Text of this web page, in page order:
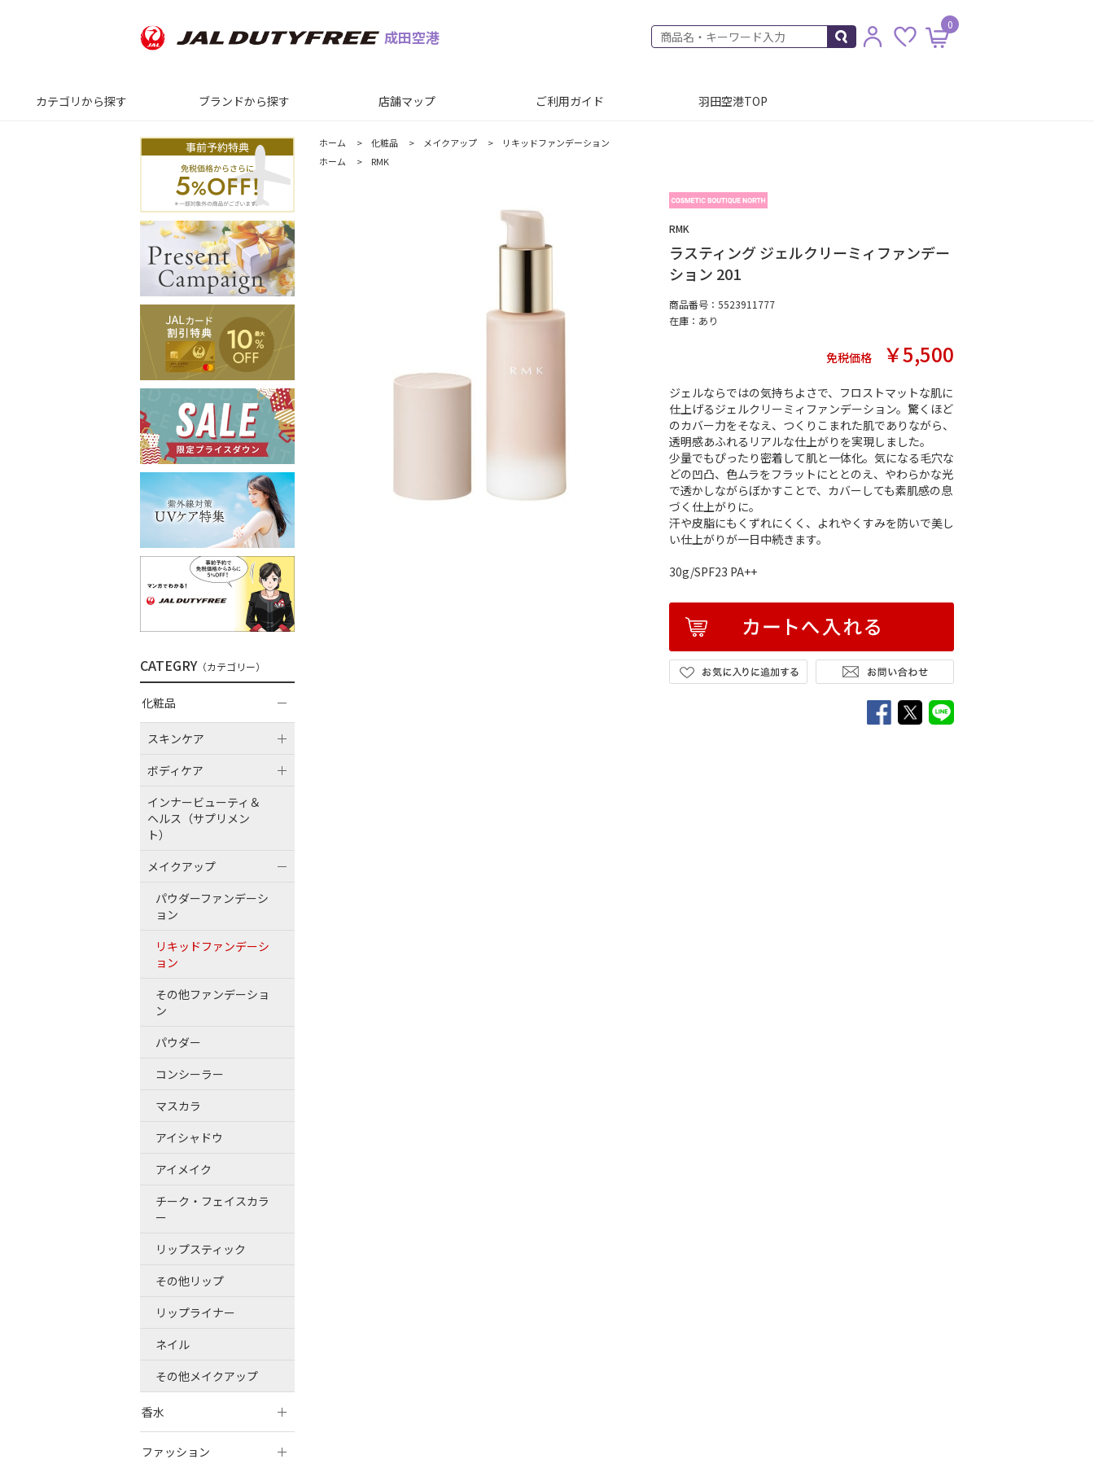
成田空港
0
カテゴリから探す ブランドから探す 店舗マップ ご利用ガイド 羽田空港TOP
ホーム > 化粧品 > メイクアップ >
リキッドファンデーション
ホーム
> RMK
RMK
ラスティング ジェルクリーミィファンデー
ション 201
商品番号：5523911777
在庫： あり
免税価格 ￥5,500
ジェルならではの気持ちよさで、フロストマットな肌に
仕上げるジェルクリーミィファンデーション。驚くほど
のカバー力をそなえ、つくりこまれた肌でありながら、
透明感あふれるリアルな仕上がりを実現しました。
少量でもぴったり密着して肌と一体化。気になる毛穴な
どの凹凸、色ムラをフラットにととのえ、やわらかな光
で透かしながらぼかすことで、カバーしても素肌感の息
づく仕上がりに。
汗や皮脂にもくずれにくく、よれやくすみを防いで美し
い仕上がりが一日中続きます。
30g/SPF23 PA++
CATEGRY（カテゴリー）
化粧品
スキンケア
ボディケア
インナービューティ＆
ヘルス（サプリメン
ト）
メイクアップ
パウダーファンデーシ
ョン
リキッドファンデーシ
ョン
その他ファンデーショ
ン
パウダー
コンシーラー
マスカラ
アイシャドウ
アイメイク
チーク・フェイスカラ
ー
リップスティック
その他リップ
リップライナー
ネイル
その他メイクアップ
香水
ファッション